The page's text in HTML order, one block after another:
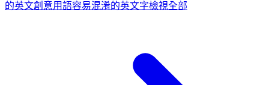
的英文創意用語容易混淆的英文字檢視全部